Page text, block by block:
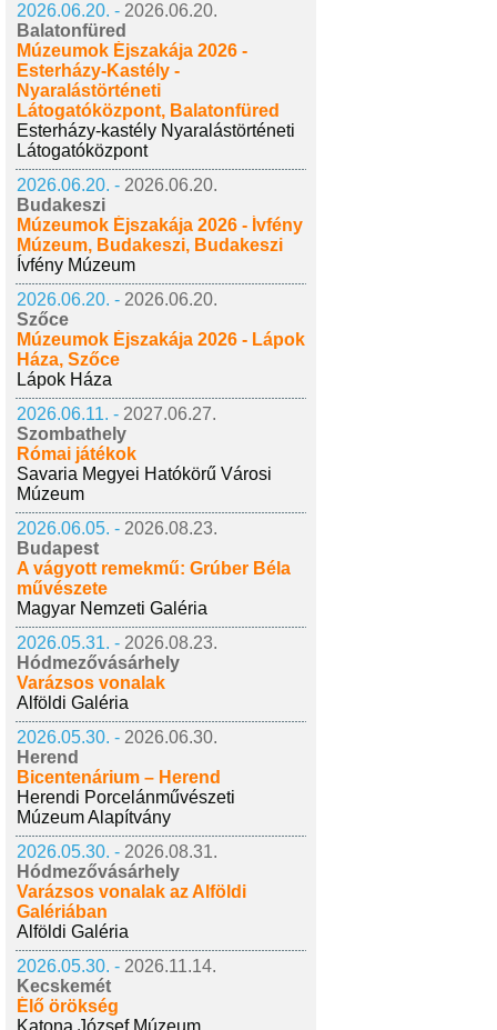
2026.06.20. - 2026.06.20.
Balatonfüred
Múzeumok Éjszakája 2026 -
Esterházy-Kastély -
Nyaralástörténeti
Látogatóközpont, Balatonfüred
Esterházy-kastély Nyaralástörténeti
Látogatóközpont
2026.06.20. - 2026.06.20.
Budakeszi
Múzeumok Éjszakája 2026 - Ívfény
Múzeum, Budakeszi, Budakeszi
Ívfény Múzeum
2026.06.20. - 2026.06.20.
Szőce
Múzeumok Éjszakája 2026 - Lápok
Háza, Szőce
Lápok Háza
2026.06.11. - 2027.06.27.
Szombathely
Római játékok
Savaria Megyei Hatókörű Városi
Múzeum
2026.06.05. - 2026.08.23.
Budapest
A vágyott remekmű: Grúber Béla
művészete
Magyar Nemzeti Galéria
2026.05.31. - 2026.08.23.
Hódmezővásárhely
Varázsos vonalak
Alföldi Galéria
2026.05.30. - 2026.06.30.
Herend
Bicentenárium – Herend
Herendi Porcelánművészeti
Múzeum Alapítvány
2026.05.30. - 2026.08.31.
Hódmezővásárhely
Varázsos vonalak az Alföldi
Galériában
Alföldi Galéria
2026.05.30. - 2026.11.14.
Kecskemét
Élő örökség
Katona József Múzeum